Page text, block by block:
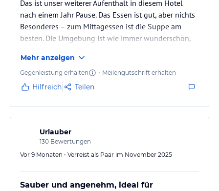
Das ist unser weiterer Aufenthalt in diesem Hotel
nach einem Jahr Pause. Das Essen ist gut, aber nichts
Besonderes – zum Mittagessen ist die Suppe am
besten. Die Umgebung ist wie immer wunderschön,
sieht, dass die Apartments schon etwas in die Jahre
gekommen sind – eine Renovierung wäre nötig, aber
ich vermute, dass man aus Spargründen damit
ist es aber kein Drama.
Mehr anzeigen
Gegenleistung erhalten • Meilengutschrift erhalten
Hilfreich Teilen
Urlauber
130 Bewertungen
Vor 9 Monaten • Verreist als Paar im November 2025
Sauber und angenehm, ideal für